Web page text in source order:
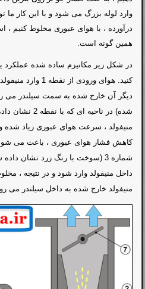
وارد لوله بزرگ می شود و با این کار ما
درآورده ، با هوای عبوری مخلوط کنیم ،
همین گونه است.
در شکل زیر مکانیزم ساده شده عملکرد
کنید. هوای ورودی
دیگر آن خارج شده به سمت سیلندر می
شده) در ناحیه
منیفولد ، سرعت هوای عبوری زیاد
کاهش فشار هوای عبوری ، باعث می
داخل منیفولد وارد شود و در نتیجه ،
منیفولد خارج شده به داخل سیلندر می